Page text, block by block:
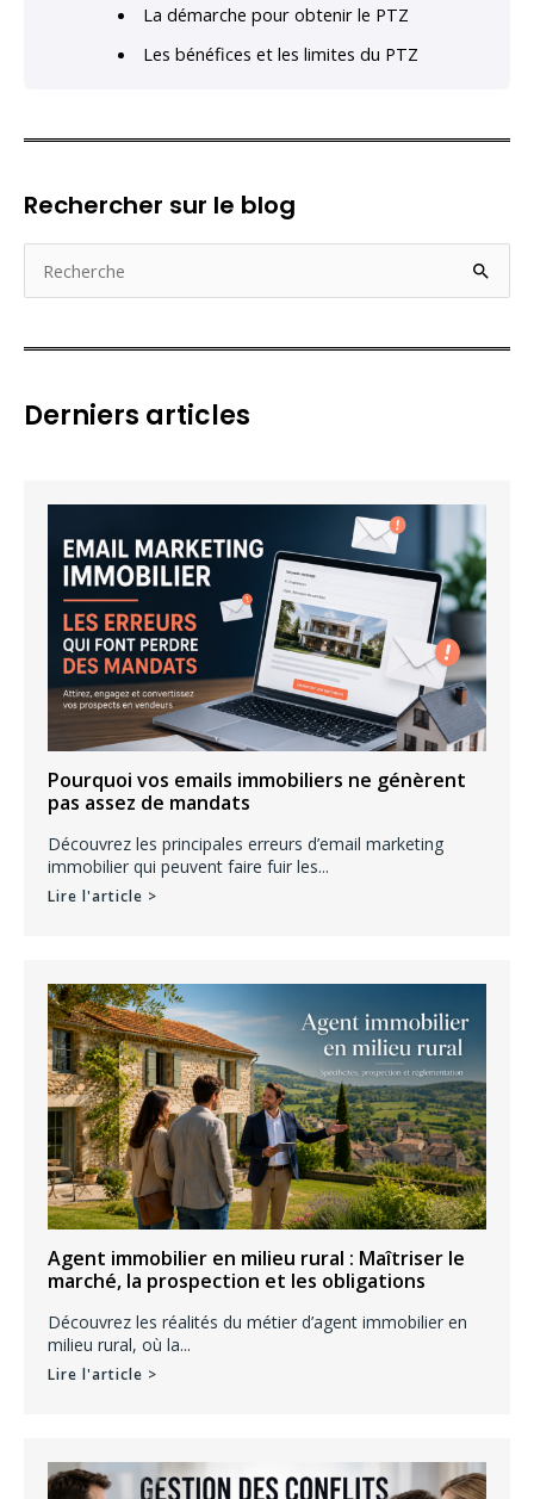
La démarche pour obtenir le PTZ
Les bénéfices et les limites du PTZ
Rechercher sur le blog
e
rDerniers articles
Pourquoi vos emails immobiliers ne génèrent
pas assez de mandats
Découvrez les principales erreurs d’email marketing
immobilier qui peuvent faire fuir les...
Lire l'article >
Agent immobilier en milieu rural : Maîtriser le
marché, la prospection et les obligations
Découvrez les réalités du métier d’agent immobilier en
milieu rural, où la...
Lire l'article >